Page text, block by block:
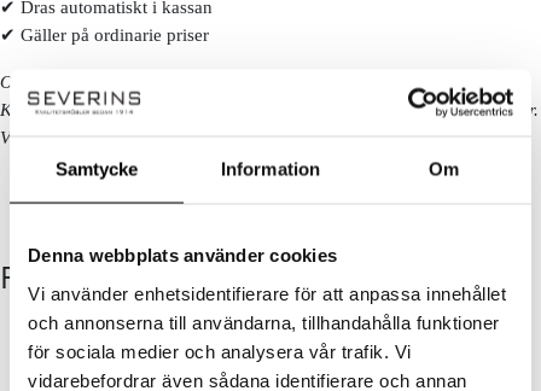
Samtycke Information Om
Denna webbplats använder cookies
Vi använder enhetsidentifierare för att anpassa innehållet
och annonserna till användarna, tillhandahålla funktioner
för sociala medier och analysera vår trafik. Vi
vidarebefordrar även sådana identifierare och annan
✔ Dras automatiskt i kassan
✔ Gäller på ordinarie priser
Observera!
Kan ej kombineras med andra erbjudanden eller redan nedsatta priser.
Vissa kategorier och varumärken är exkluderade. Se alla villkor
FÖLJ OSS